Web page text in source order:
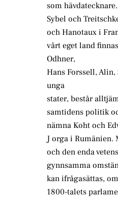
som
Sybel och
och Hanotaux i
vårt eget land
Odhner,
Hans Forssell,
unga
stater, består
samtidens politik
nämna Koht och
J orga i Rumänien.
och den enda
gynnsamma
kan ifrågasättas,
1800-talets